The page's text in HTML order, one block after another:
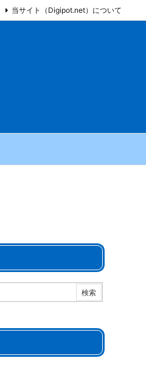
当サイト（Digipot.net）について